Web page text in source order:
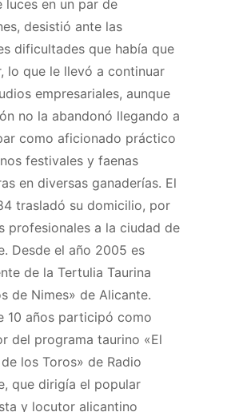
luces en un par de
desistió ante las
dificultades que había que
lo que le llevó a continuar
empresariales, aunque
no la abandonó llegando a
como aficionado práctico
festivales y faenas
en diversas ganaderías. El
trasladó su domicilio, por
profesionales a la ciudad de
Desde el año 2005 es
de la Tertulia Taurina
de Nimes» de Alicante.
10 años participó como
del programa taurino «El
los Toros» de Radio
que dirigía el popular
y locutor alicantino